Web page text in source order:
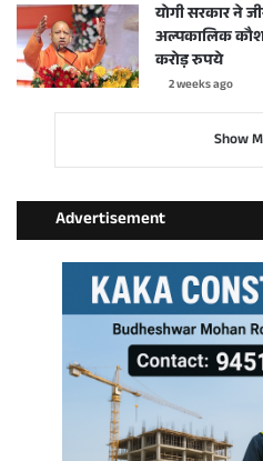
योगी सरकार ने
अल्पकालिक
करोड़ रुपये
2 weeks ago
Show
Advertisement